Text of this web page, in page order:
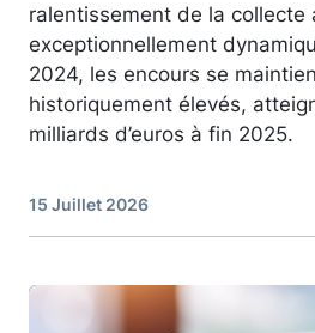
ralentissement de la collecte
exceptionnellement
2024, les encours se
historiquement élevés,
milliards d’euros à fin 2025.
15 Juillet 2026